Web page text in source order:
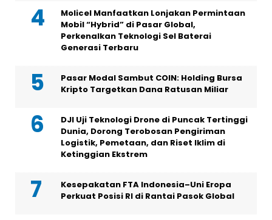
Molicel Manfaatkan Lonjakan Permintaan
Mobil “Hybrid” di Pasar Global,
Perkenalkan Teknologi Sel Baterai
Generasi Terbaru
Pasar Modal Sambut COIN: Holding Bursa
Kripto Targetkan Dana Ratusan Miliar
DJI Uji Teknologi Drone di Puncak Tertinggi
Dunia, Dorong Terobosan Pengiriman
Logistik, Pemetaan, dan Riset Iklim di
Ketinggian Ekstrem
Kesepakatan FTA Indonesia–Uni Eropa
Perkuat Posisi RI di Rantai Pasok Global